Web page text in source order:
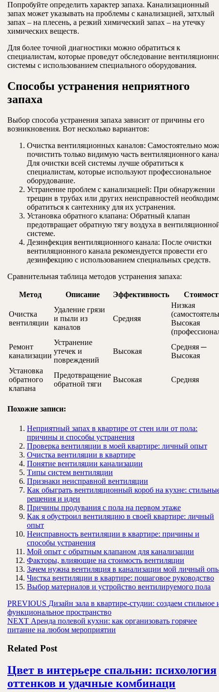
Попробуйте определить характер запаха. Канализационный
запах может указывать на проблемы с канализацией, затхлый
запах – на плесень, а резкий химический запах – на утечку
химических веществ.
Для более точной диагностики можно обратиться к
специалистам, которые проведут обследование
системы с использованием специального оборудования.
Способы устранения неприятного
запаха
Выбор способа устранения запаха зависит от причины его
возникновения. Вот несколько вариантов:
Очистка вентиляционных каналов: Самостоятельно
почистить только видимую часть вентиляционного
Для очистки всей системы лучше обратиться к
специалистам, которые используют профессиональное
оборудование.
Устранение проблем с канализацией: При обнаружении
трещин в трубах или других неисправностей
обратиться к сантехнику для их устранения.
Установка обратного клапана: Обратный клапан
предотвращает обратную тягу воздуха в
системе.
Дезинфекция вентиляционного канала: После очистки
вентиляционного канала рекомендуется провести его
дезинфекцию с использованием специальных средств.
Сравнительная таблица методов устранения запаха:
Метод Описание Эффективность
Очистка
вентиляции
Удаление грязи
и пыли из
каналов
Средняя
Низкая
Высокая
Ремонт
канализации
Устранение
утечек и
повреждений
Высокая
Средняя ─
Высокая
Установка
обратного
клапана
Предотвращение
обратной тяги
Высокая Средняя
Похожие записи:
Неприятный запах в квартире от стен или от пола:
причины и способы устранения
Проверка вентиляции в моей квартире: личный опыт
Очистка вентиляции в квартире
Понятие вентиляции канализации
Типы систем вентиляции
Признаки неисправной вентиляции
Как обыграть вентиляционный короб на кухне:
решения и идеи
Причины продувания с пола на первом этаже
Как я обустроил вентиляцию в своей квартире: личный
опыт
Неисправность вентиляции в квартире: причины и
способы устранения
Мой опыт с обратным клапаном для канализации
Факторы, влияющие на стоимость вентиляции
Зачем нужна вентиляция в канализации мой личный
Чистка вентиляции в квартире: пошаговое руководство
Выбор материалов и устройство вентилируемого пола
Навигация
по
записям
PREVIOUS Предыдущая
запись:
Дизайн зала в квартире-студии: создаем стильное
функциональное пространство
NEXT Следующая
запись:
Аренда полевой кухни: как организовать горячее
питание на любом мероприятии
Related Post
Цвет в интерьере спальни: психология
оттенков и удачные комбинациЦвет